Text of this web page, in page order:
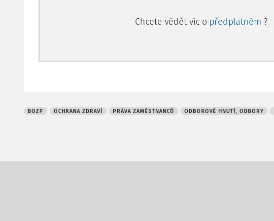
Chcete vědět víc o předplatném ?
BOZP OCHRANA ZDRAVÍ PRÁVA ZAMĚSTNANCŮ ODBOROVÉ HNUTÍ, ODBORY